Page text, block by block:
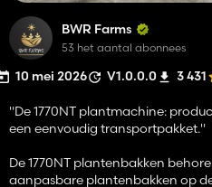
BWR Farms
53 het aantal abonnees
10 mei 2026 V1.0.0.0 3 431
"De 1770NT plantmachine:
een eenvoudig transportpakket."
De 1770NT plantenbakken
aanpasbare plantenbakken op